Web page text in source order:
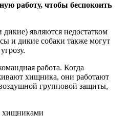
работу, чтобы беспокоить
являются недостатком
и дикие собаки также могут
работа. Когда
хищника, они работают
групповой защиты,
хищниками